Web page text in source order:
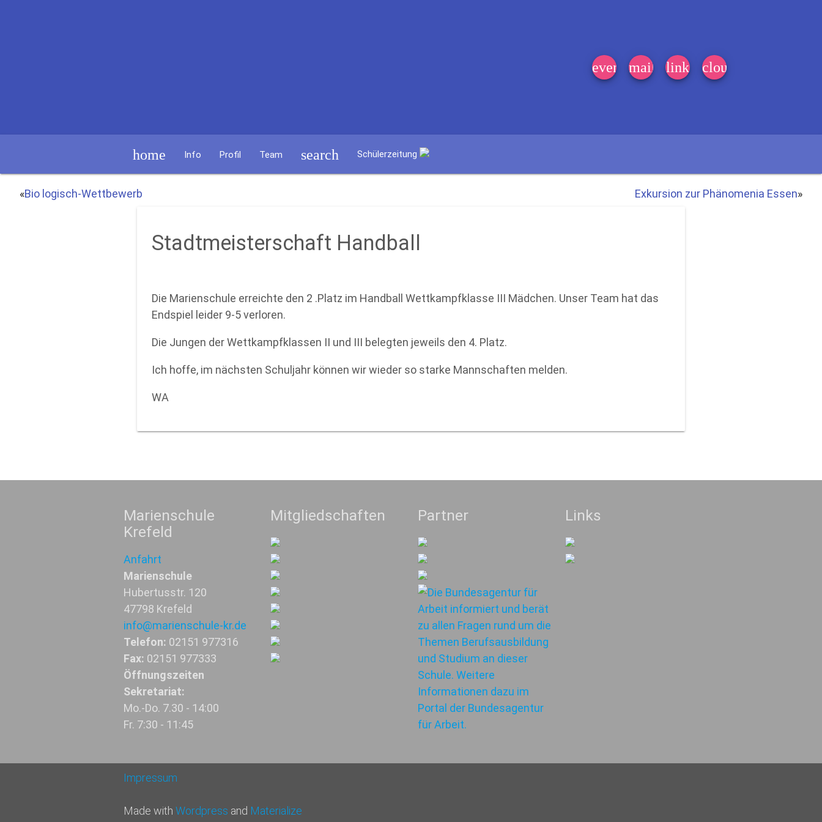
event_note
mail link cloud
home Info Profil Team search Schülerzeitung
«Bio logisch-Wettbewerb Exkursion zur Phänomenia Essen»
Stadtmeisterschaft Handball
Die Marienschule erreichte den 2 .Platz im Handball Wettkampfklasse III Mädchen. Unser Team hat das
Endspiel leider 9-5 verloren.
Die Jungen der Wettkampfklassen II und III belegten jeweils den 4. Platz.
Ich hoffe, im nächsten Schuljahr können wir wieder so starke Mannschaften melden.
WA
Marienschule
Krefeld
Anfahrt
Marienschule
Hubertusstr. 120
47798 Krefeld
info@marienschule-kr.de
Telefon: 02151 977316
Fax: 02151 977333
Öffnungszeiten
Sekretariat:
Mo.-Do. 7.30 - 14:00
Fr. 7:30 - 11:45
Mitgliedschaften Partner Links
Impressum
Made with Wordpress and Materialize